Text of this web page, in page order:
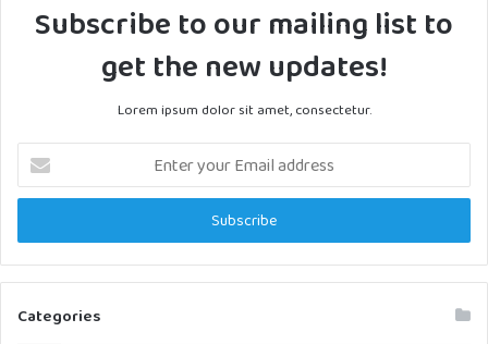
Subscribe to our mailing list to
get the new updates!
Lorem ipsum dolor sit amet, consectetur.
your
Email
Categories